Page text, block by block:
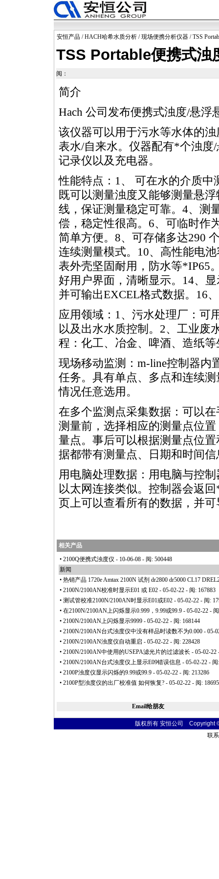
安恒产品 /HACH哈希水质分析 /现场便携分析仪器 / TSS
TSS Portable便携式浊
阅：
简介
Hach 公司发布便携式浊度/悬浮
该仪器可以用于污水等水体的
表水/自来水。仪器配有*个浊度
记录仪以及充电器。
性能特点：1、 可在水的介质中
既可以测量浊度又能够测量悬
线，保证测量稳定可靠。4、测
偿，稳定性很高。6、可临时作
简单方便。8、可存储多达290
连续测量模式。10、高性能电
表外壳坚固耐用，防水等*IP65
好用户界面，清晰显示。14、
并可输出EXCEL格式数据。16
应用领域：1、污水处理厂：可
以及出水水质控制。2、工业废
程：化工、冶金、啤酒、造纸
现场移动监测：m-line控制器内
任务。具有单点、多点和连续
情况任意选用。
在多个监测点采集数据：可以
测量前，选择相应的测量点位
量点。事后可以根据测量点位
据都带有测量点、日期和时间信
用电脑处理数据：用电脑与控
以太网连接类似。控制器会返回
页上可以查看所有的数据，并
相关产品
• 2100Q便携式浊度仪 - 10-06-08 - 阅: 500448
新闻
• 热销产品 1720e Amtax 2100N 试剂 dr2800 dr5000 CL17
• 2100N/2100AN校准时显示E01 或 E02 - 05-02-22 - 阅: 167883
• 测试管校准2100N/2100AN时显示E01或E02 - 05-02-22 - 阅:
• 在2100N/2100AN上闪烁显示0.999，9.99或99.9 - 05-02-22 -
• 2100N/2100AN上闪烁显示9999 - 05-02-22 - 阅: 168144
• 2100N/2100AN台式浊度仪中没有样品时读数不为0.000 - 05-
• 2100N/2100AN浊度仪自动重启 - 05-02-22 - 阅: 228428
• 2100N/2100AN中使用的USEPA滤光片的过滤波长 - 05-02-22
• 2100N/2100AN台式浊度仪上显示E09错误信息 - 05-02-22 - 阅
• 2100P浊度仪显示闪烁的9.99或99.9 - 05-02-22 - 阅: 213286
• 2100P型浊度仪的出厂校准值 如何恢复? - 05-02-22 - 阅:
Email给朋友
版权所有 安恒公司 Copyright
联